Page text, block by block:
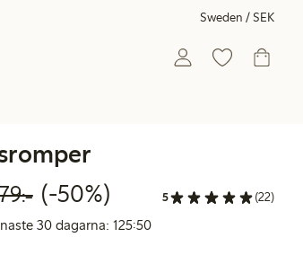
Sweden / SEK
pris: 89,50 kr
Ordinarie pris: 179,00 kr
50% rabatt
(-50%) 5 (22)
30 dagarna: 125:50Lägsta pris senaste 30